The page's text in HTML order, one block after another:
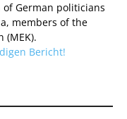
of German politicians
members of the
(MEK).
Bericht!